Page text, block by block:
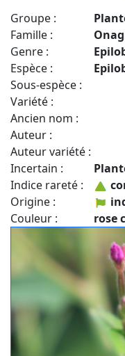
Groupe :
Famille :
Genre :
Espèce :
Sous-espèce :
Variété :
Ancien nom :
Auteur :
Auteur variété :
Incertain :
Indice rareté :
Origine :
Couleur :
rose